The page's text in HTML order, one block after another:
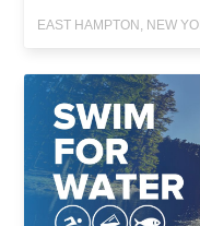
EAST HAMPTON, NEW